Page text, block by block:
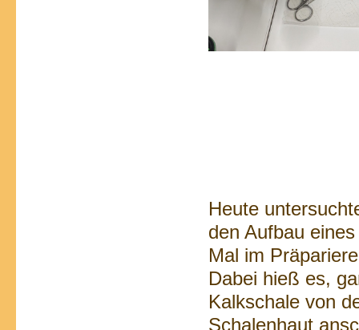
Heute
den Aufbau
Mal im
Dabei hieß es,
Kalkschale von
Schalenhaut